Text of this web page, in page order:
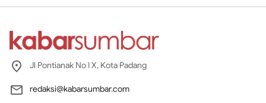
Jl Pontianak No I X, Kota Padang
redaksi@kabarsumbar.com